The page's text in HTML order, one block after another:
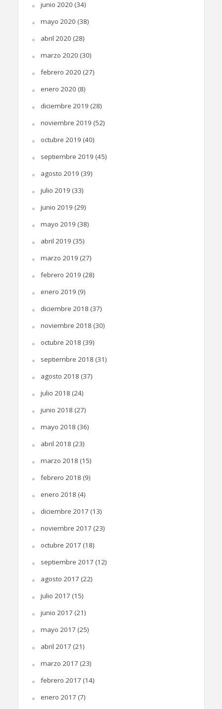
junio 2020 (34)
mayo 2020 (38)
abril 2020 (28)
marzo 2020 (30)
febrero 2020 (27)
enero 2020 (8)
diciembre 2019 (28)
noviembre 2019 (52)
octubre 2019 (40)
septiembre 2019 (45)
agosto 2019 (39)
julio 2019 (33)
junio 2019 (29)
mayo 2019 (38)
abril 2019 (35)
marzo 2019 (27)
febrero 2019 (28)
enero 2019 (9)
diciembre 2018 (37)
noviembre 2018 (30)
octubre 2018 (39)
septiembre 2018 (31)
agosto 2018 (37)
julio 2018 (24)
junio 2018 (27)
mayo 2018 (36)
abril 2018 (23)
marzo 2018 (15)
febrero 2018 (9)
enero 2018 (4)
diciembre 2017 (13)
noviembre 2017 (23)
octubre 2017 (18)
septiembre 2017 (12)
agosto 2017 (22)
julio 2017 (15)
junio 2017 (21)
mayo 2017 (25)
abril 2017 (21)
marzo 2017 (23)
febrero 2017 (14)
enero 2017 (7)